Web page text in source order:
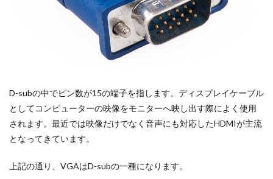
D-subの中でピン数が15の端子を指します。ディスプレイケーブル
としてコンピューターの映像をモニターへ映し出す際によく使用
されます。最近では映像だけでなく音声にも対応したHDMIが主流
となってきています。
上記の通り、VGAはD-subの一種になります。